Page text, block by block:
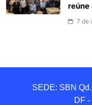
reúne
7 de
SEDE: SBN
DF